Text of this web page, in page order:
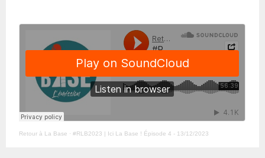
Retour à La Base ·#RLB2023 | Ici La Base ! Épisode 4 - 13/12/2023